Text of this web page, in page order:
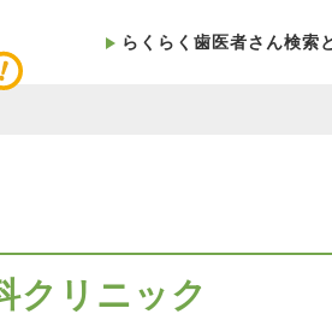
らくらく歯医者さん検索
クリニック